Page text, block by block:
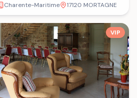
Charente-Maritime 17120 MORTAGNE
VIP